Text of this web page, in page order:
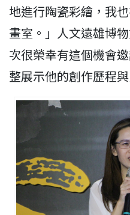
地進行陶瓷彩繪，我
畫室。」人文遠雄博
次很榮幸有這個機會
整展示他的創作歷程